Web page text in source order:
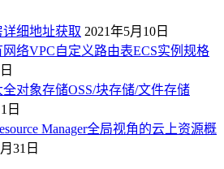
细地址获取 2021年5月10日
络VPC自定义路由表ECS实例规格
对象存储OSS/块存储/文件存储
日
Manager全局视角的云上资源概
31日